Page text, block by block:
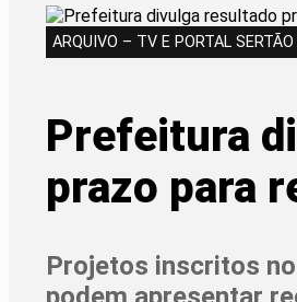
ARQUIVO – TV E PORTAL
Prefeitura
prazo para
Projetos inscritos